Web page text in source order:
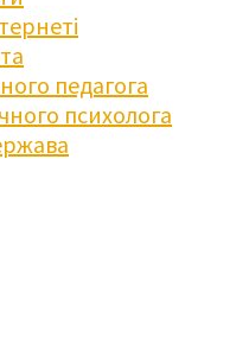
педагога
психолога